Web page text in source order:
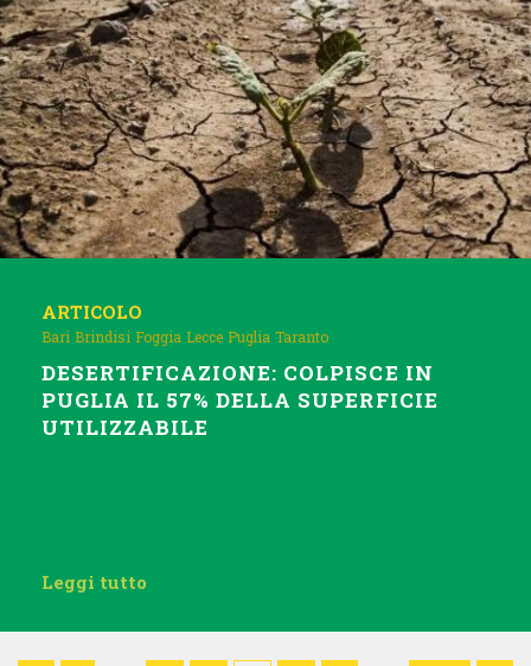
ARTICOLO
Bari Brindisi Foggia Lecce Puglia Taranto
DESERTIFICAZIONE: COLPISCE IN
PUGLIA IL 57% DELLA SUPERFICIE
UTILIZZABILE
Leggi tutto